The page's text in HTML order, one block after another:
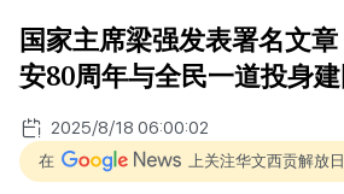
国家主席梁强发表署名文
安80周年与全民一道投身建
2025/8/18 06:00:02
在 上关注华文西贡解放